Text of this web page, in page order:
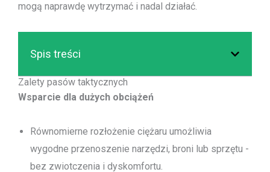
mogą naprawdę wytrzymać i nadal działać.
Spis treści
Zalety pasów taktycznych
Wsparcie dla dużych obciążeń
Równomierne rozłożenie ciężaru umożliwia
wygodne przenoszenie narzędzi, broni lub sprzętu -
bez zwiotczenia i dyskomfortu.